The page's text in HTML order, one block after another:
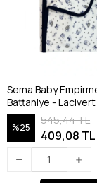
Sema Baby
Battaniye - Lacivert
%25
545,44 TL
409,08 TL